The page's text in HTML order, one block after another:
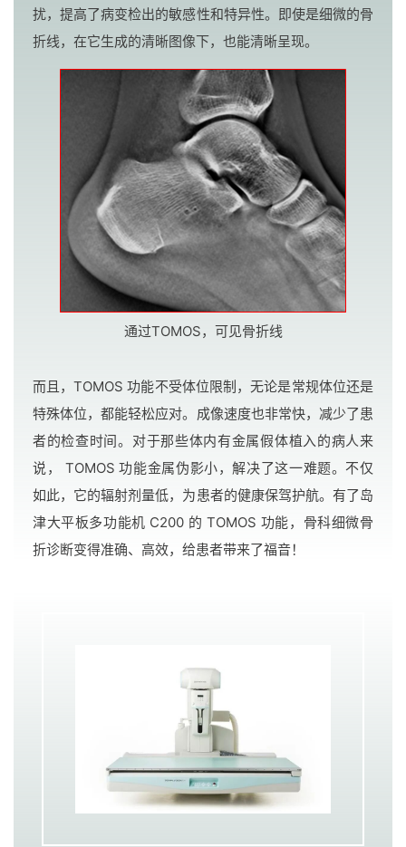
扰，提高了病变检出的敏感性和特异性。即使是细微的骨
折线，在它生成的清晰图像下，也能清晰呈现。
通过TOMOS，可见骨折线
而且，TOMOS 功能不受体位限制，无论是常规体位还是
特殊体位，都能轻松应对。成像速度也非常快，减少了患
者的检查时间。对于那些体内有金属假体植入的病人来
说， TOMOS 功能金属伪影小，解决了这一难题。不仅
如此，它的辐射剂量低，为患者的健康保驾护航。有了岛
津大平板多功能机 C200 的 TOMOS 功能，骨科细微骨
折诊断变得准确、高效，给患者带来了福音！